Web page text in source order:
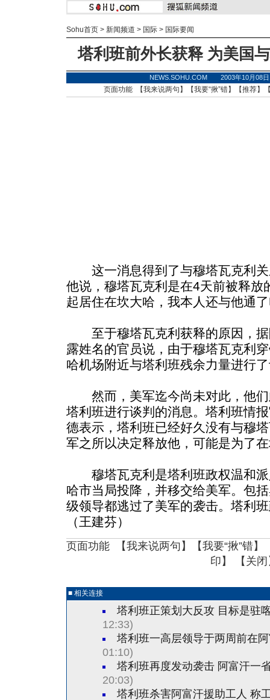
Sohu首页 > 新闻频道 > 国际 > 国际要闻
塔利班前外长获释 为美国
NEWS.SOHU.COM 2003年10月08
页面功能 【我来说两句 】【我要“揪”错】【推荐】
这一消息得到了与穆塔瓦克利关
他说，穆塔瓦克利是在4天前被释放
起居住在坎大哈，我本人还与他通了
至于穆塔瓦克利获释的原因，据
露姓名的官员说，由于穆塔瓦克利
哈机场附近与塔利班残余力量进行
然而，美军迄今尚未对此，他们
塔利班进行谈判的消息。塔利班情
德表示，塔利班已经好久没有与穆
军之所以决定释放他，可能是为了
穆塔瓦克利是塔利班政权温和派
哈市当局投降，并移交给美军。包
级领导都逃过了美军的袭击。塔利
（王建芬）
页面功能 【我来说两句 】【我要“揪”错】
印 】 【 关闭
■ 相关连接
塔利班正策划大反攻 目标是驻
12:33)
塔利班一高层领导于两周前在
01:10)
塔利班再度发动袭击 阿富汗一
20:03)
塔利班杀害阿富汗援助工人 称